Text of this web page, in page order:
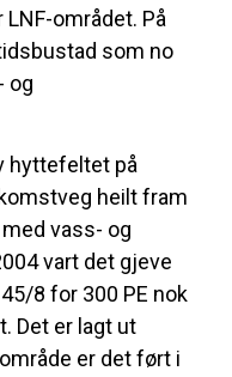
området. På
som no
og
hyttefeltet på
heilt fram
vass- og
vart det gjeve
8 for 300 PE nok
Det er lagt ut
er det ført i